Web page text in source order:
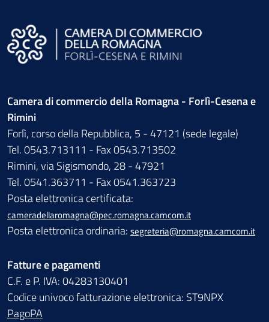
Camera di commercio della Romagna - Forlì-Cesena e
Rimini
Forlì, corso della Repubblica, 5 - 47121 (sede legale)
Tel. 0543.713111 - Fax 0543.713502
Rimini, via Sigismondo, 28 - 47921
Tel. 0541.363711 - Fax 0541.363723
Posta elettronica certificata:
cameradellaromagna@pec.romagna.camcom.it
Posta elettronica ordinaria: segreteria@romagna.camcom.it
Fatture e pagamenti
C.F. e P. IVA: 04283130401
Codice univoco fatturazione elettronica: ST9NPX
PagoPA